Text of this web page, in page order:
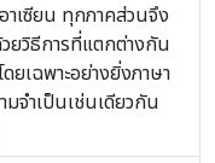
าเซียน ทุกภาคส่วนจึง
ยวิธีการที่แตกต่างกัน
เฉพาะอย่างยิ่งภาษา
จำเป็นเช่นเดียวกัน